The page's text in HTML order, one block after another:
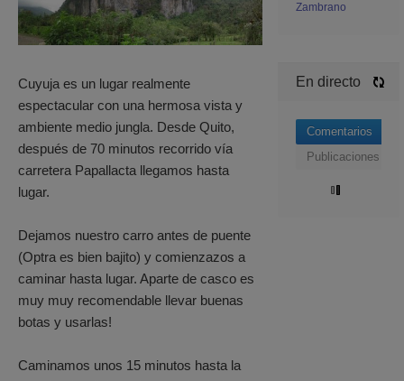
Cuyuja es un lugar realmente
espectacular con una hermosa vista y
ambiente medio jungla. Desde Quito,
después de 70 minutos recorrido vía
carretera Papallacta llegamos hasta
lugar.
Dejamos nuestro carro antes de puente
(Optra es bien bajito) y comienzazos a
caminar hasta lugar. Aparte de casco es
muy muy recomendable llevar buenas
botas y usarlas!
Caminamos unos 15 minutos hasta la
Zambrano
En directo
Comentarios
Publicaciones